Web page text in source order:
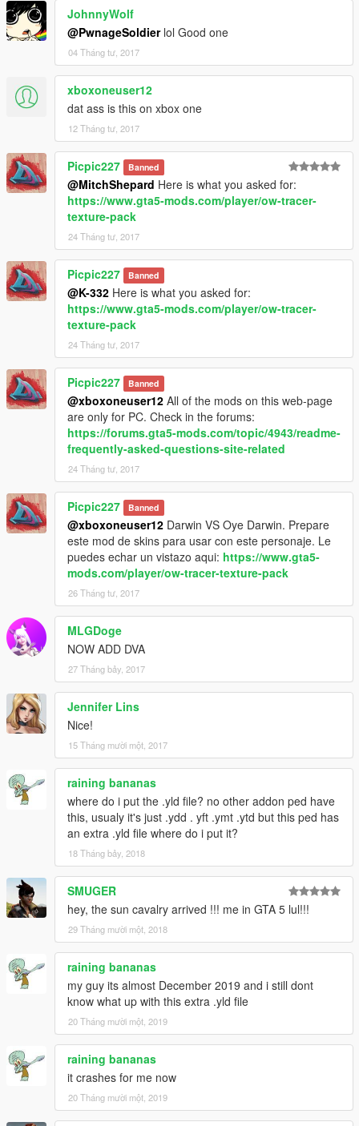
JohnnyWolf
@PwnageSoldierlol Good one
04 Tháng tư, 2017
xboxoneuser12
dat ass is this on xbox one
12 Tháng tư, 2017
Picpic227 Banned
@MitchShepard Here is what you asked for:
https://www.gta5-mods.com/player/ow-tracer-
texture-pack
24 Tháng tư, 2017
Picpic227 Banned
@K-332 Here is what you asked for:
https://www.gta5-mods.com/player/ow-tracer-
texture-pack
24 Tháng tư, 2017
Picpic227 Banned
@xboxoneuser12 All of the mods on this web-page
are only for PC. Check in the forums:
https://forums.gta5-mods.com/topic/4943/readme-
frequently-asked-questions-site-related
24 Tháng tư, 2017
Picpic227 Banned
@xboxoneuser12 Darwin VS Oye Darwin. Prepare
este mod de skins para usar con este personaje. Le
puedes echar un vistazo aqui: https://www.gta5-
mods.com/player/ow-tracer-texture-pack
26 Tháng tư, 2017
MLGDoge
NOW ADD DVA
27 Tháng bảy, 2017
Jennifer Lins
Nice!
15 Tháng mười một, 2017
raining bananas
where do i put the .yld file? no other addon ped have
this, usualy it's just .ydd . yft .ymt .ytd but this ped has
an extra .yld file where do i put it?
18 Tháng bảy, 2018
SMUGER
hey, the sun cavalry arrived !!! me in GTA 5 lul!!!
29 Tháng mười một, 2018
raining bananas
my guy its almost December 2019 and i still dont
know what up with this extra .yld file
20 Tháng mười một, 2019
raining bananas
it crashes for me now
20 Tháng mười một, 2019